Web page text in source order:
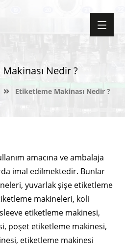
Nedir ?
Etiketleme Makinası Nedir ?
amacına ve ambalaja
imal edilmektedir. Bunlar
yuvarlak şişe etiketleme
makineleri, koli
etiketleme makinesi,
poşet etiketleme makinesi,
etiketleme makinesi